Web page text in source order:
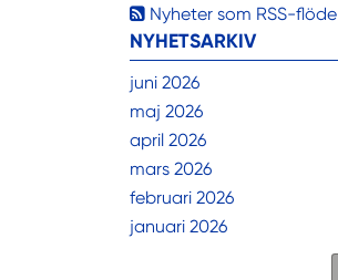
Nyheter som RSS-flöde
NYHETSARKIV
juni 2026
maj 2026
april 2026
mars 2026
februari 2026
januari 2026